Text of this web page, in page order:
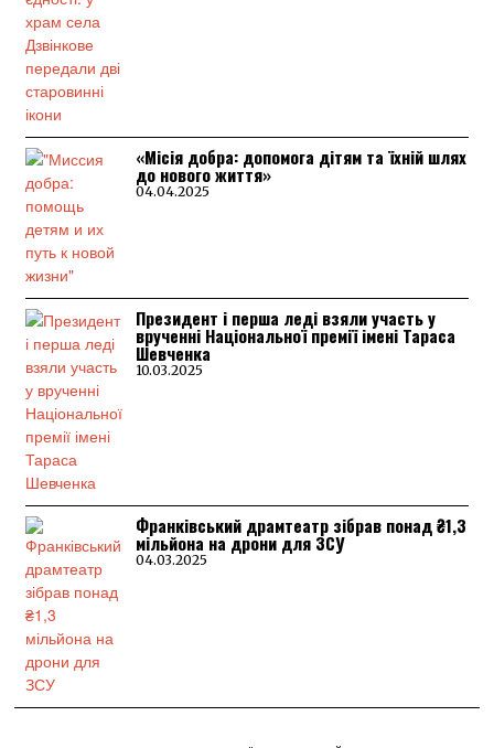
«Місія добра: допомога дітям та їхній шлях
до нового життя»
04.04.2025
Президент і перша леді взяли участь у
врученні Національної премії імені Тараса
Шевченка
10.03.2025
Франківський драмтеатр зібрав понад ₴1,3
мільйона на дрони для ЗСУ
04.03.2025